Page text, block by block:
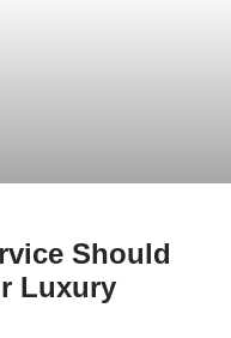
Should
Luxury